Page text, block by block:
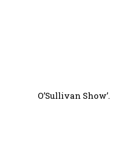
O’Sullivan Show’.